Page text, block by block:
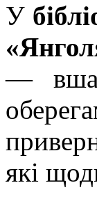
У
—
які